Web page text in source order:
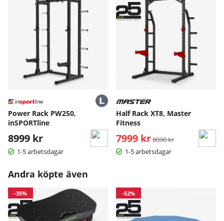
för ökad motståndskraft mot repor och slitage.
Power Rack PW250,
inSPORTline
8999 kr
1-5 arbetsdagar
Half Rack XT8, Master
Fitness
7999 kr Ordinarie pris:
8090 kr
1-5 arbetsdagar
Andra köpte även
-35% -52%